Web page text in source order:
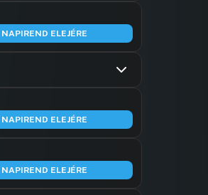
ELEJÉRE
ELEJÉRE
ELEJÉRE